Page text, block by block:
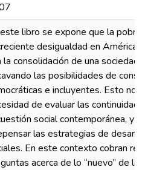
libro se expone que la
desigualdad en América
la consolidación de una
las posibilidades de
e incluyentes. Esto
de evaluar las
social contemporánea, y
las estrategias de
En este contexto cobran
acerca de lo “nuevo” de la